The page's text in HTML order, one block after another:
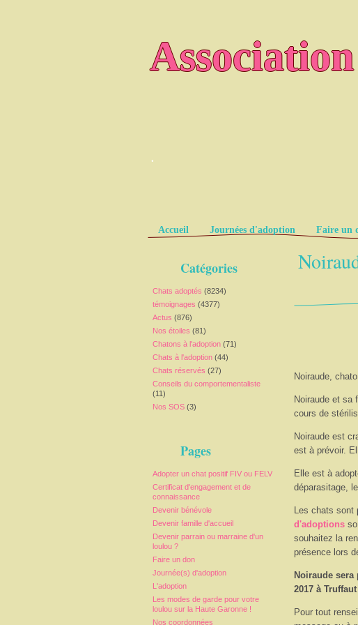
.
Pages
Accueil Journées d'adoption Faire un
Catégories
Chats adoptés (8234)
témoignages (4377)
Actus (876)
Nos étoiles (81)
Chatons à l'adoption (71)
Chats à l'adoption (44)
Chats réservés (27)
Conseils du comportementaliste
(11)
Nos SOS (3)
Pages
Adopter un chat positif FIV ou FELV
Certificat d'engagement et de
connaissance
Devenir bénévole
Devenir famille d'accueil
Devenir parrain ou marraine d'un
loulou ?
Faire un don
Journée(s) d'adoption
L'adoption
Les modes de garde pour votre
loulou sur la Haute Garonne !
Nos coordonnées
Noiraude,
Noiraude et sa
cours de
Noiraude est
est à prévoir.
Elle est à
déparasitage,
Les chats sont
d'adoptions
souhaitez la
présence lors
Noiraude
2017 à
Pour tout